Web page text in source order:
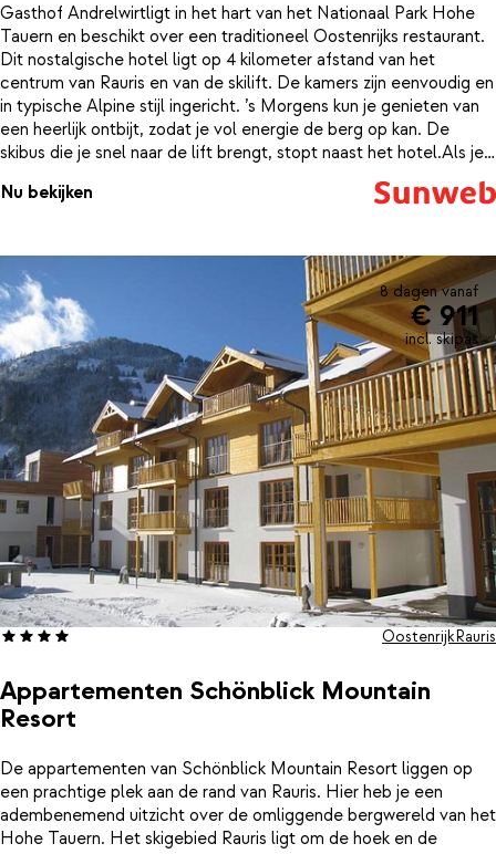
Gasthof Andrelwirtligt in het hart van het Nationaal Park Hohe
Tauern en beschikt over een traditioneel Oostenrijks restaurant.
Dit nostalgische hotel ligt op 4 kilometer afstand van het
centrum van Rauris en van de skilift. De kamers zijn eenvoudig en
in typische Alpine stijl ingericht. ’s Morgens kun je genieten van
een heerlijk ontbijt, zodat je vol energie de berg op kan. De
skibus die je snel naar de lift brengt, stopt naast het hotel.Als je
’s middags van de piste komt, kun je op temperatuur komen in de
sauna van Gasthof Andrelwirt. Na een lange dag in het skigebied
hoogstandjes, waarbij alleen verse,lokale ingrediënten en
producten gebruikt worden. Geniet hier van malse
vleesgerechten, verse salades en de lekkerste soepen. Probeer
ook zeker eens een van de lokale lekkernijen uit Rauris, zoals de
heerlijke lam Tauern.
Nu bekijken
8 dagen vanaf
€ 911
incl. skipas
Appartementen Schönblick Mountain
Resort
OostenrijkRauris
De appartementen van Schönblick Mountain Resort liggen op
een prachtige plek aan de rand van Rauris. Hier heb je een
adembenemend uitzicht over de omliggende bergwereld van het
Hohe Tauern. Het skigebied Rauris ligt om de hoek en de